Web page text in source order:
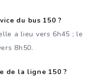
du bus 150 ?
a lieu vers 6h45 ; le
8h50.
de la ligne 150 ?